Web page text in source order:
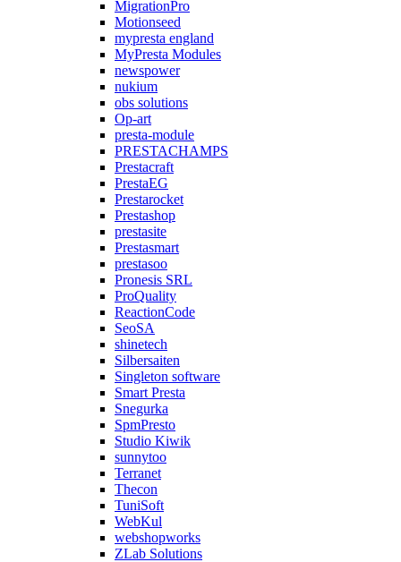
MigrationPro
Motionseed
mypresta england
MyPresta Modules
newspower
nukium
obs solutions
Op-art
presta-module
PRESTACHAMPS
Prestacraft
PrestaEG
Prestarocket
Prestashop
prestasite
Prestasmart
prestasoo
Pronesis SRL
ProQuality
ReactionCode
SeoSA
shinetech
Silbersaiten
Singleton software
Smart Presta
Snegurka
SpmPresto
Studio Kiwik
sunnytoo
Terranet
Thecon
TuniSoft
WebKul
webshopworks
ZLab Solutions